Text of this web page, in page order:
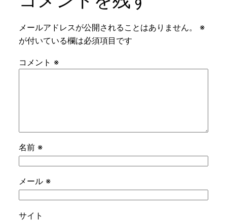
メールアドレスが公開されることはありません。
※
が付いている欄は必須項目です
コメント ※
名前 ※
メール ※
サイト